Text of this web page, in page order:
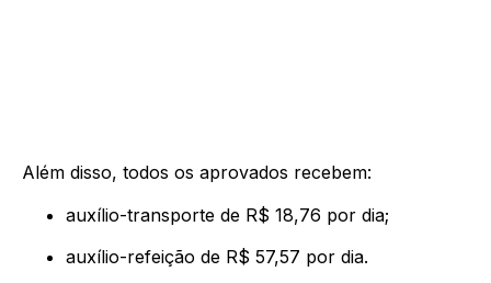
Além disso, todos os aprovados recebem:
auxílio-transporte de R$ 18,76 por dia;
auxílio-refeição de R$ 57,57 por dia.